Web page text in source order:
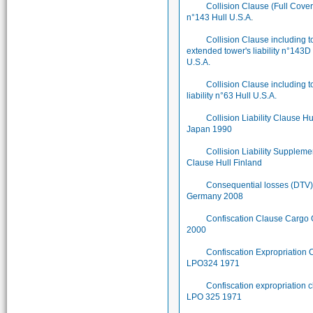
Collision Clause (Full
n°143 Hull U.S.A
Collision Clause including
extended tower's liability
U.S.A.
Collision Clause including
liability n°63 Hull U.S.A.
Collision Liability Clause
Japan 1990
Collision Liability
Clause Hull Finland
Consequential losses
Germany 2008
Confiscation Clause Cargo
2000
Confiscation Expropriation
LPO324 1971
Confiscation expropriation
LPO 325 1971